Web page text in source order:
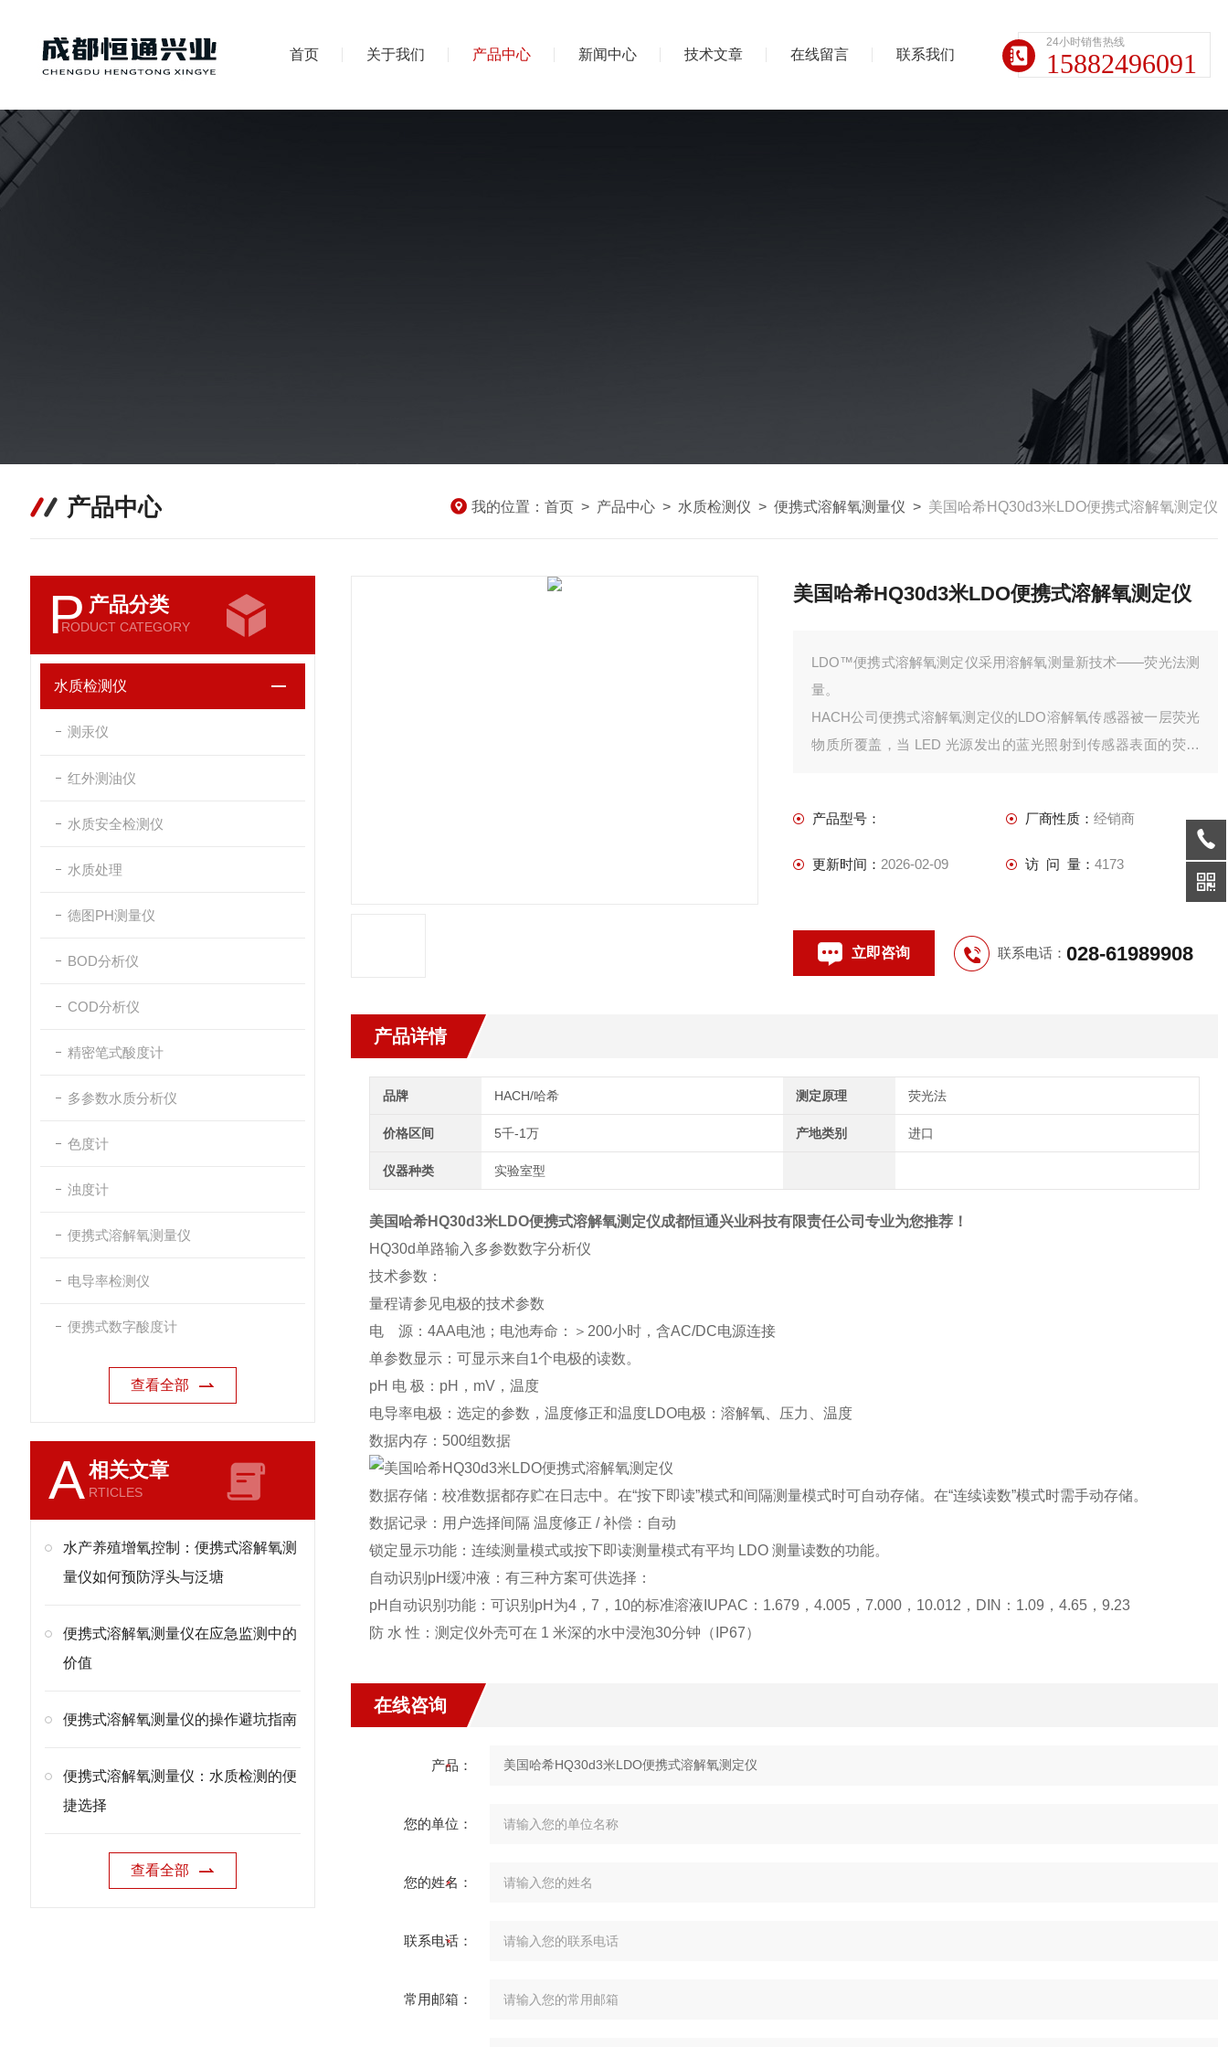
首页 关于我们 产品中心 新闻中心 技术文章 在线留言 联系我们
24小时销售热线
15882496091
产品中心 我的位置： 首页 > 产品中心 > 水质检测仪 > 便携式溶解氧测量仪 > 美国哈希HQ30d3米LDO便携式溶解氧测定仪
P 产品分类
RODUCT CATEGORY
水质检测仪
测汞仪
红外测油仪
水质安全检测仪
水质处理
德图PH测量仪
BOD分析仪
COD分析仪
精密笔式酸度计
多参数水质分析仪
色度计
浊度计
便携式溶解氧测量仪
电导率检测仪
便携式数字酸度计
查看全部
A相关文章
RTICLES
水产养殖增氧控制：便携式溶解氧测
量仪如何预防浮头与泛塘
便携式溶解氧测量仪在应急监测中的
价值
便携式溶解氧测量仪的操作避坑指南
便携式溶解氧测量仪：水质检测的便
捷选择
查看全部
美国哈希HQ30d3米LDO便携式溶解氧测定仪
LDO™便携式溶解氧测定仪采用溶解氧测量新技术——荧光法测
量。
HACH公司便携式溶解氧测定仪的LDO溶解氧传感器被一层荧光
物质所覆盖，当 LED 光源发出的蓝光照射到传感器表面的荧光
间就越短。美国哈希HQ30d3米LDO便携式溶解氧测定仪
产品型号： 厂商性质： 经销商
更新时间： 2026-02-09 访 问 量： 4173
立即咨询 联系电话： 028-61989908
产品详情
品牌 HACH/哈希 测定原理 荧光法
价格区间 5千-1万 产地类别 进口
仪器种类 实验室型
美国哈希HQ30d3米LDO便携式溶解氧测定仪成都恒通兴业科技有限责任公司专业为您推荐！
HQ30d单路输入多参数数字分析仪
技术参数：
量程请参见电极的技术参数
电 源：4AA电池；电池寿命：＞200小时，含AC/DC电源连接
单参数显示：可显示来自1个电极的读数。
pH 电 极：pH，mV，温度
电导率电极：选定的参数，温度修正和温度LDO电极：溶解氧、压力、温度
数据内存：500组数据
数据存储：校准数据都存贮在日志中。在“按下即读”模式和间隔测量模式时可自动存储。在“连续读数”模式时需手动存储。
数据记录：用户选择间隔 温度修正 / 补偿：自动
锁定显示功能：连续测量模式或按下即读测量模式有平均 LDO 测量读数的功能。
自动识别pH缓冲液：有三种方案可供选择：
pH 自动识别功能：可识别pH为4，7，10的标准溶液IUPAC：1.679，4.005，7.000，10.012，DIN：1.09，4.65，9.23
防 水 性：测定仪外壳可在 1 米深的水中浸泡30分钟（IP67）
在线咨询
产品：
您的单位：
您的姓名：
联系电话：
常用邮箱：